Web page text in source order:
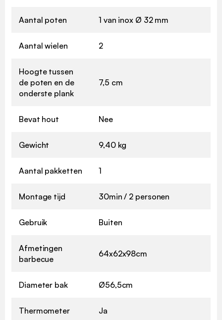
Aantal poten 1 van inox Ø 32 mm
Aantal wielen 2
Hoogte tussen
de poten en de
onderste plank
7,5 cm
Bevat hout Nee
Gewicht 9,40 kg
Aantal pakketten 1
Montage tijd 30min / 2 personen
Gebruik Buiten
Afmetingen
barbecue
64x62x98cm
Diameter bak Ø56,5cm
Thermometer Ja